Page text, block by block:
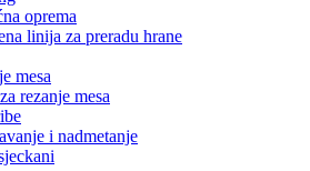
oprema
linija za preradu hrane
mesa
rezanje mesa
i nadmetanje